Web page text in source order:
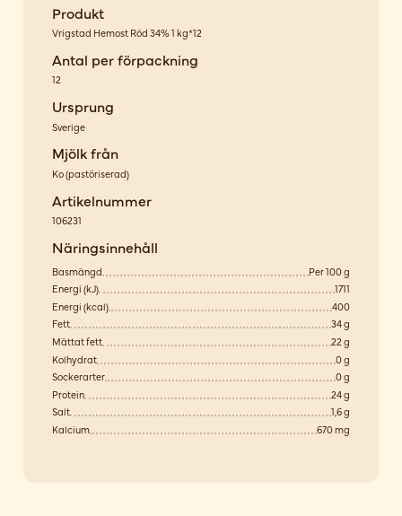
Produkt
Vrigstad Hemost Röd 34% 1 kg*12
Antal per förpackning
12
Ursprung
Sverige
Mjölk från
Ko(pastöriserad)
Artikelnummer
106231
Näringsinnehåll
Basmängd
Per 100 g
Energi (kJ)
1711
Energi (kcal)
400
Fett
34 g
Mättat fett
22 g
Kolhydrat
0 g
Sockerarter
0 g
Protein
24 g
Salt
1,6 g
Kalcium
670 mg